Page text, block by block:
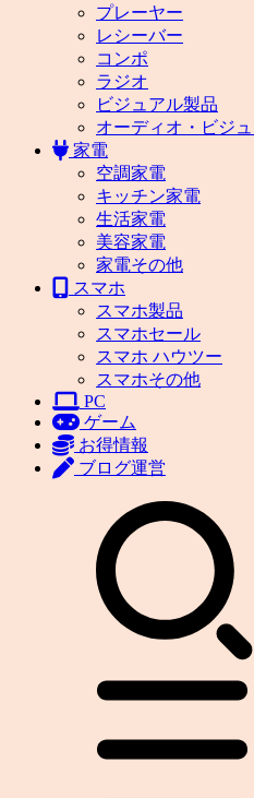
プレーヤー
レシーバー
コンポ
ラジオ
ビジュアル製品
オーディオ・ビジ
家電
空調家電
キッチン家電
生活家電
美容家電
家電その他
スマホ
スマホ製品
スマホセール
スマホ ハウツー
スマホその他
PC
ゲーム
お得情報
ブログ運営